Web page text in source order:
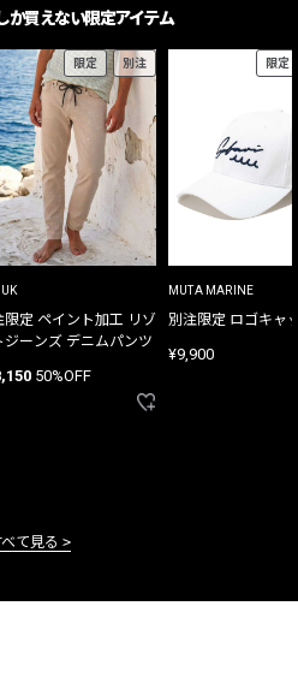
か買えない限定アイテム
限定 別注
限定 ペイント加工 リゾ
ジーンズ デニムパンツ
50%OFF
限定
MUTA MARINE
別注限定 ロゴキャ
¥9,900
べて見る